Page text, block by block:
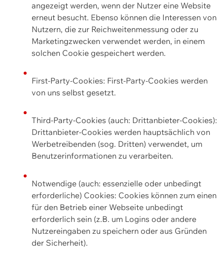
angezeigt werden, wenn der Nutzer eine Website
erneut besucht. Ebenso können die Interessen von
Nutzern, die zur Reichweitenmessung oder zu
Marketingzwecken verwendet werden, in einem
solchen Cookie gespeichert werden.
First-Party-Cookies: First-Party-Cookies werden
von uns selbst gesetzt.
Third-Party-Cookies (auch: Drittanbieter-Cookies):
Drittanbieter-Cookies werden hauptsächlich von
Werbetreibenden (sog. Dritten) verwendet, um
Benutzerinformationen zu verarbeiten.
Notwendige (auch: essenzielle oder unbedingt
erforderliche) Cookies: Cookies können zum einen
für den Betrieb einer Webseite unbedingt
erforderlich sein (z.B. um Logins oder andere
Nutzereingaben zu speichern oder aus Gründen
der Sicherheit).